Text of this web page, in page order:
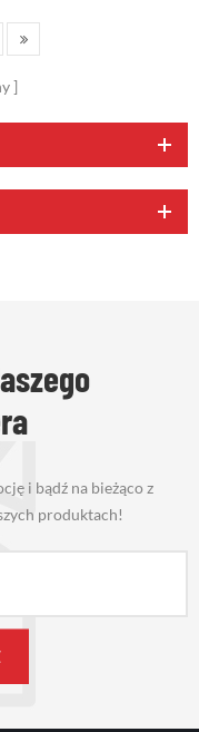
i bądź na bieżąco z
produktach!